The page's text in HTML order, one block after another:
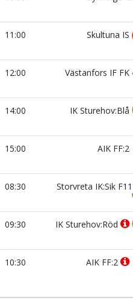
11:00 Skultuna IS
12:00 Västanfors IF FK
14:00 IK Sturehov:Blå
15:00 AIK FF:2
08:30 Storvreta IK:Sik F11
09:30 IK Sturehov:Röd
10:30 AIK FF:2